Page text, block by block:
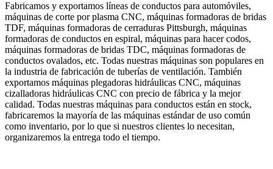
Fabricamos y exportamos líneas de conductos para automóviles,
máquinas de corte por plasma CNC, máquinas formadoras de bridas
TDF, máquinas formadoras de cerraduras Pittsburgh, máquinas
formadoras de conductos en espiral, máquinas para hacer codos,
máquinas formadoras de bridas TDC, máquinas formadoras de
conductos ovalados, etc. Todas nuestras máquinas son populares en
la industria de fabricación de tuberías de ventilación. También
exportamos máquinas plegadoras hidráulicas CNC, máquinas
cizalladoras hidráulicas CNC con precio de fábrica y la mejor
calidad. Todas nuestras máquinas para conductos están en stock,
fabricaremos la mayoría de las máquinas estándar de uso común
como inventario, por lo que si nuestros clientes lo necesitan,
organizaremos la entrega todo el tiempo.